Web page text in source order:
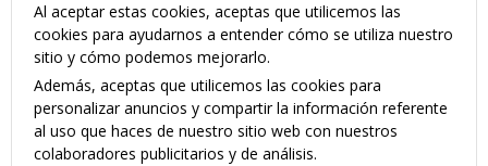
Al aceptar estas cookies, aceptas que utilicemos las
cookies para ayudarnos a entender cómo se utiliza nuestro
sitio y cómo podemos mejorarlo.
Además, aceptas que utilicemos las cookies para
personalizar anuncios y compartir la información referente
al uso que haces de nuestro sitio web con nuestros
colaboradores publicitarios y de análisis.